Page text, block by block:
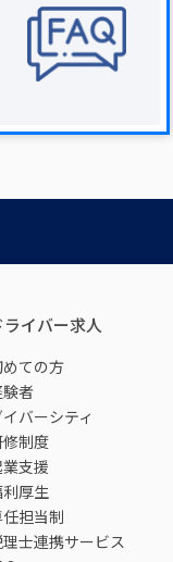
ライバー求人
ての方
者
バーシティ
制度
支援
厚生
担当制
士連携サービス